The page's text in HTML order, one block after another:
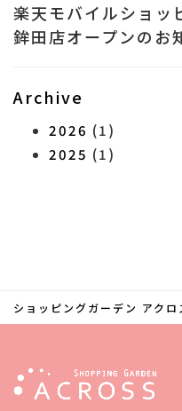
楽天モバイルショッ
鉾田店オープンのお
Archive
2026 (1)
2025 (1)
ショッピングガーデン アクロ